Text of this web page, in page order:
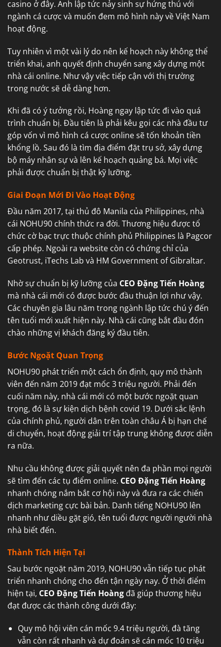
casino ở đây. Anh lập tức nảy sinh sự hứng thú với
ngành cá cược và muốn đem mô hình này về Việt Nam
hoạt động.
Tuy nhiên vì một vài lý do nên kế hoạch này không thể
triển khai, anh quyết định chuyển sang xây dựng một
nhà cái online. Như vậy việc tiếp cận với thị trường
trong nước sẽ dễ dàng hơn.
Khi đã có ý tưởng rồi, Hoàng ngay lập tức đi vào quá
trình chuẩn bị. Đầu tiên là phải kêu gọi các nhà đầu tư
góp vốn vì mô hình cá cược online sẽ tốn khoản tiền
khổng lồ. Sau đó là tìm địa điểm đặt trụ sở, xây dựng
bộ máy nhân sự và lên kế hoạch quảng bá. Mọi việc
phải được chuẩn bị thật kỹ lưỡng.
Giai Đoạn Mới Đi Vào Hoạt Động
Đầu năm 2017, tại thủ đô Manila của Philippines, nhà
cái NOHU90 chính thức ra đời. Thương hiệu được tổ
chức cờ bạc trực thuộc chính phủ Philippines là Pagcor
cấp phép. Ngoài ra website còn có chứng chỉ của
Geotrust, iTechs Lab và HM Government of Gibraltar.
Nhờ sự chuẩn bị kỹ lưỡng của CEO Đặng Tiến Hoàng
mà nhà cái mới có được bước đầu thuận lợi như vậy.
Các chuyên gia lâu năm trong ngành lập tức chú ý đến
tên tuổi mới xuất hiện này. Nhà cái cũng bắt đầu đón
chào những vị khách đăng ký đầu tiên.
Bước Ngoặt Quan Trọng
NOHU90 phát triển một cách ổn định, quy mô thành
viên đến năm 2019 đạt mốc 3 triệu người. Phải đến
cuối năm này, nhà cái mới có một bước ngoặt quan
trọng, đó là sự kiện dịch bệnh covid 19. Dưới sắc lệnh
của chính phủ, người dân trên toàn châu Á bị hạn chế
di chuyển, hoạt động giải trí tập trung không được diễn
ra nữa.
Nhu cầu không được giải quyết nên đa phần mọi người
sẽ tìm đến các tụ điểm online. CEO Đặng Tiến Hoàng
nhanh chóng nắm bắt cơ hội này và đưa ra các chiến
dịch marketing cực bài bản. Danh tiếng NOHU90 lên
nhanh như diều gặt gió, tên tuổi được người người nhà
nhà biết đến.
Thành Tích Hiện Tại
Sau bước ngoặt năm 2019, NOHU90 vẫn tiếp tục phát
triển nhanh chóng cho đến tận ngày nay. Ở thời điểm
hiện tại, CEO Đặng Tiến Hoàng đã giúp thương hiệu
đạt được các thành công dưới đây:
Quy mô hội viên cán mốc 9.4 triệu người, đà tăng
vẫn còn rất nhanh và dự đoán sẽ cán mốc 10 triệu